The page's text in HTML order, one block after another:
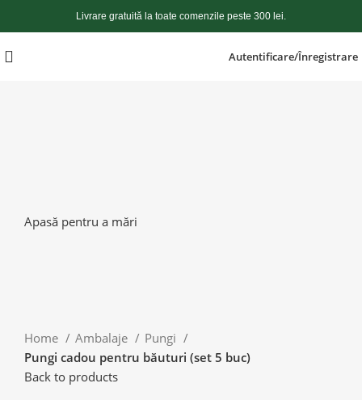
Livrare gratuită la toate comenzile peste 300 lei.
Autentificare/Înregistrare
Apasă pentru a mări
Home Ambalaje
Pungi
Pungi cadou pentru băuturi (set 5 buc)
Back to products